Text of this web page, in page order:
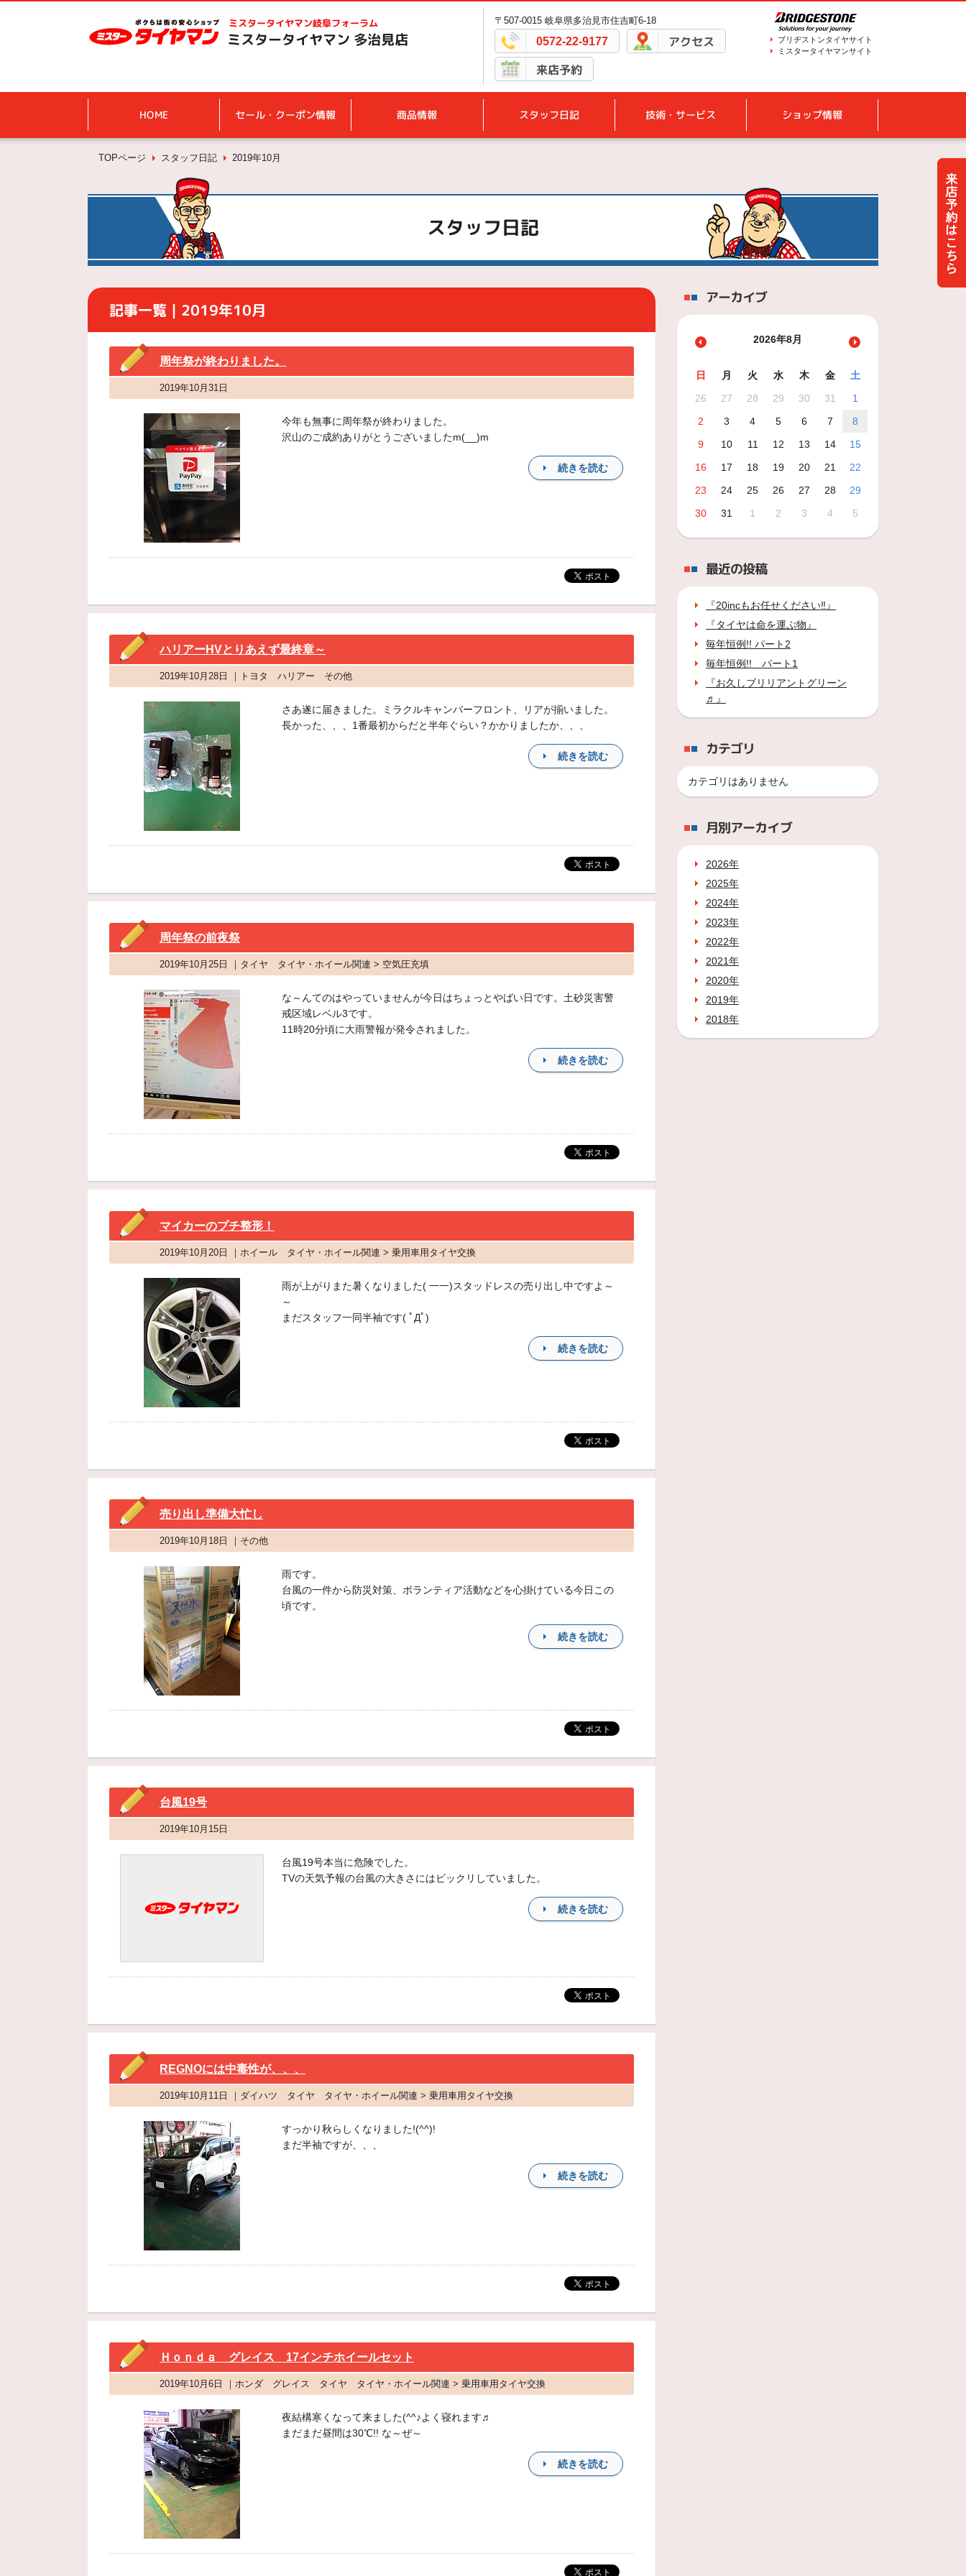
ミスタータイヤマン岐阜フォーラム
ミスタータイヤマン 多治見店
〒507-0015 岐阜県多治見市住吉町6-18
0572-22-9177 アクセス
来店予約
ブリヂストンタイヤサイト
ミスタータイヤマンサイト
HOME セール・クーポン情報 商品情報 スタッフ日記 技術・サービス ショップ情報
TOPページ スタッフ日記 2019年10月
スタッフ日記
記事一覧｜2019年10月
周年祭が終わりました。
2019年10月31日
今年も無事に周年祭が終わりました。
沢山のご成約ありがとうございましたm(__)m
続きを読む
ハリアーHVとりあえず最終章～
2019年10月28日 ｜トヨタ ハリアー その他
さあ遂に届きました。ミラクルキャンバーフロント、リアが揃いました。
長かった、、、1番最初からだと半年ぐらい？かかりましたか、、、
続きを読む
周年祭の前夜祭
2019年10月25日 ｜タイヤ タイヤ・ホイール関連 > 空気圧充填
な～んてのはやっていませんが今日はちょっとやばい日です。土砂災害警
戒区域レベル3です。
11時20分頃に大雨警報が発令されました。
続きを読む
マイカーのプチ整形！
2019年10月20日 ｜ホイール タイヤ・ホイール関連 > 乗用車用タイヤ交換
雨が上がりまた暑くなりました( 一一)スタッドレスの売り出し中ですよ～
～
まだスタッフ一同半袖です( ﾟДﾟ)
続きを読む
売り出し準備大忙し
2019年10月18日 ｜その他
雨です。
台風の一件から防災対策、ボランティア活動などを心掛けている今日この
頃です。
続きを読む
台風19号
2019年10月15日
台風19号本当に危険でした。
TVの天気予報の台風の大きさにはビックリしていました。
続きを読む
REGNOには中毒性が、、、
2019年10月11日 ｜ダイハツ タイヤ タイヤ・ホイール関連 > 乗用車用タイヤ交換
すっかり秋らしくなりました!(^^)!
まだ半袖ですが、、、
続きを読む
Ｈｏｎｄａ グレイス 17インチホイールセット
2019年10月6日 ｜ホンダ グレイス タイヤ タイヤ・ホイール関連 > 乗用車用タイヤ交換
夜結構寒くなって来ました(^^♪よく寝れます♬
まだまだ昼間は30℃!! な～ぜ～
続きを読む
アーカイブ
2026年8月
日 月 火 水 木 金
土
26
27 28 29 30 31
1
2
3 4 5 6 7
8
9
10 11 12 13 14
15
16
17 18 19 20 21
22
23
24 25 26 27 28
29
30
31 1 2 3 4 5
最近の投稿
『20incもお任せください‼』
『タイヤは命を運ぶ物』
毎年恒例!! パート2
毎年恒例!! パート1
『お久しブリリアントグリーン
♬』
カテゴリ
カテゴリはありません
月別アーカイブ
2026年
2025年
2024年
2023年
2022年
2021年
2020年
2019年
2018年